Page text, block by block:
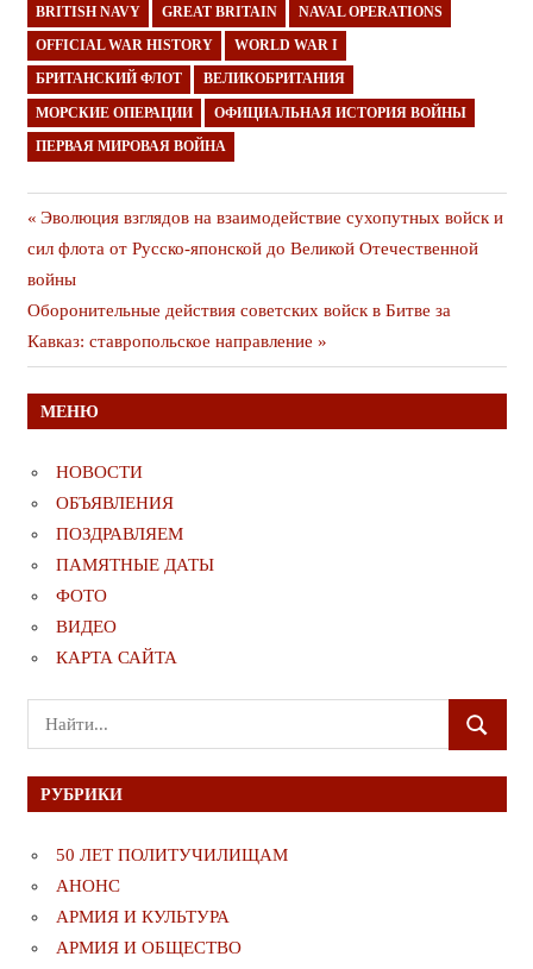
BRITISH NAVY GREAT BRITAIN NAVAL OPERATIONS
OFFICIAL WAR HISTORY WORLD WAR I
БРИТАНСКИЙ ФЛОТ ВЕЛИКОБРИТАНИЯ
МОРСКИЕ ОПЕРАЦИИ ОФИЦИАЛЬНАЯ ИСТОРИЯ ВОЙНЫ
ПЕРВАЯ МИРОВАЯ ВОЙНА
Навигация
по
записям
Предыдущая
публикация
Эволюция взглядов на взаимодействие сухопутных войск и
сил флота от Русско-японской до Великой Отечественной
войны
Следующая
публикация
Оборонительные действия советских войск в Битве за
Кавказ: ставропольское направление
МЕНЮ
НОВОСТИ
ОБЪЯВЛЕНИЯ
ПОЗДРАВЛЯЕМ
ПАМЯТНЫЕ ДАТЫ
ФОТО
ВИДЕО
КАРТА САЙТА
Поиск
для:
ПОИСК
РУБРИКИ
50 ЛЕТ ПОЛИТУЧИЛИЩАМ
АНОНС
АРМИЯ И КУЛЬТУРА
АРМИЯ И ОБЩЕСТВО